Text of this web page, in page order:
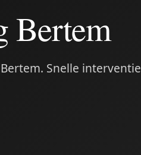
Bertem
Snelle interventie